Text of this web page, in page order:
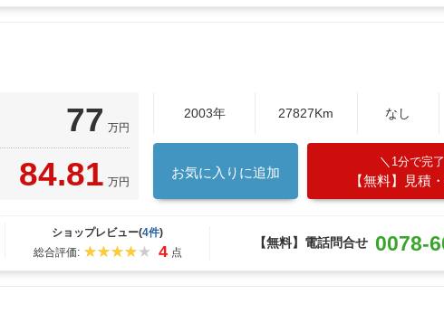
77 万円
84.81 万円
2003年 27827Km なし
お気に入りに追加
1分で完了
【無料】見積
ショップレビュー(4件)
総合評価:
4 点
【無料】電話問合せ 0078-